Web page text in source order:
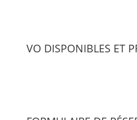
VO DISPONIBLES ET